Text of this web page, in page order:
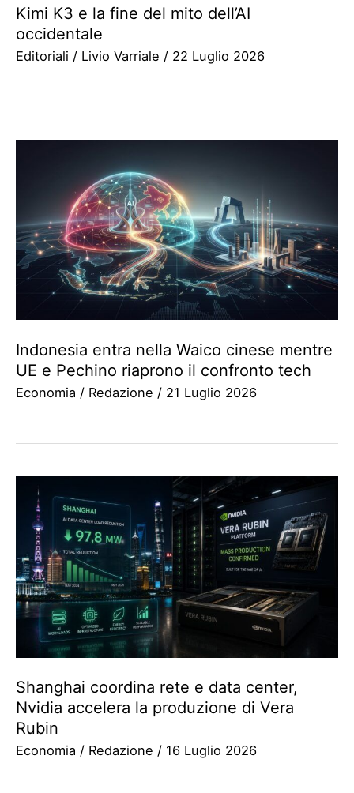
Kimi K3 e la fine del mito dell’AI
occidentale
Editoriali / Livio Varriale / 22 Luglio 2026
Indonesia entra nella Waico cinese mentre
UE e Pechino riaprono il confronto tech
Economia / Redazione / 21 Luglio 2026
Shanghai coordina rete e data center,
Nvidia accelera la produzione di Vera
Rubin
Economia / Redazione / 16 Luglio 2026